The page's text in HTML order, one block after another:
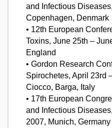
and Infectious
Copenhagen, Denmark
• 12th European
Toxins, June 25th –
England
• Gordon Research
Spirochetes, April 23rd
Ciocco, Barga, Italy
• 17th European
and Infectious
2007, Munich, Germany